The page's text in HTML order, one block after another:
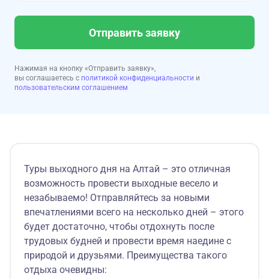
Отправить заявку
Нажимая на кнопку «Отправить заявку»,
вы соглашаетесь с политикой конфиденциальности и
пользовательским соглашением
Туры выходного дня на Алтай – это отличная
возможность провести выходные весело и
незабываемо! Отправляйтесь за новыми
впечатлениями всего на несколько дней – этого
будет достаточно, чтобы отдохнуть после
трудовых будней и провести время наедине с
природой и друзьями. Преимущества такого
отдыха очевидны: